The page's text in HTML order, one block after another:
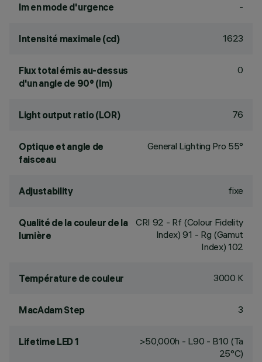
lm en mode d'urgence -
Intensité maximale (cd) 1623
Flux total émis au-dessus
d'un angle de 90° (lm)
0
Light output ratio (LOR) 76
Optique et angle de
faisceau
General Lighting Pro 55°
Adjustability fixe
Qualité de la couleur de la
lumière
CRI 92 - Rf (Colour Fidelity
Index) 91 - Rg (Gamut
Index) 102
Température de couleur 3000 K
MacAdam Step 3
Lifetime LED 1
>50,000h - L90 - B10 (Ta
25°C)